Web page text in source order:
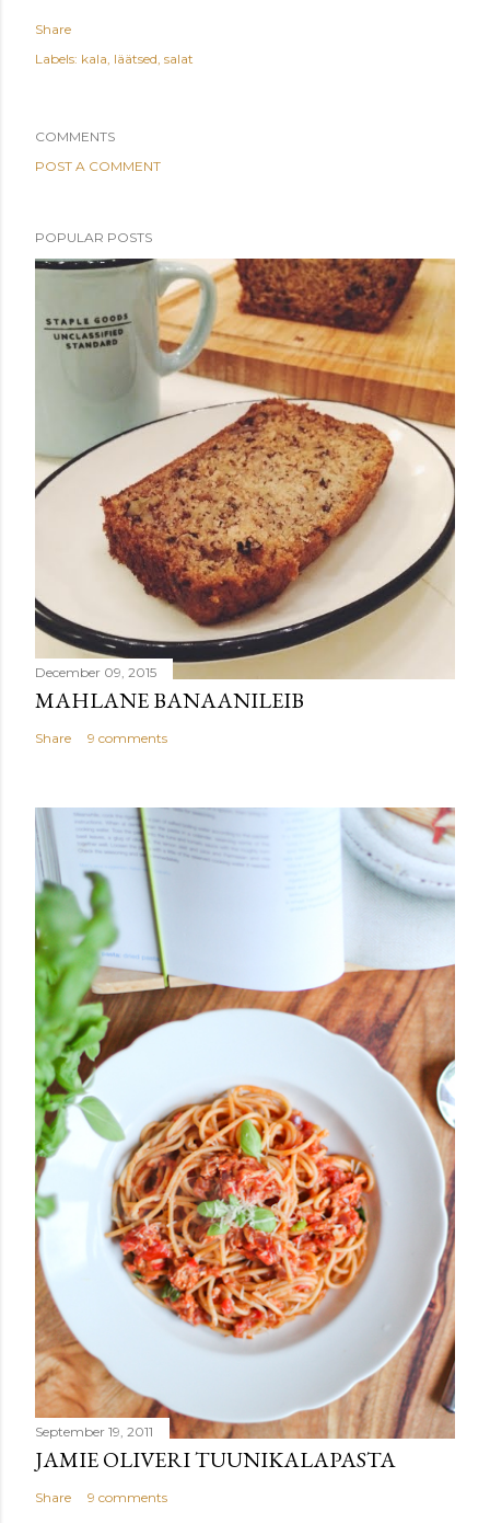
Share
Labels: kala läätsed salat
COMMENTS
POST A COMMENT
POPULAR POSTS
December 09, 2015
MAHLANE BANAANILEIB
Share 9 comments
September 19, 2011
JAMIE OLIVERI TUUNIKALAPASTA
Share 9 comments